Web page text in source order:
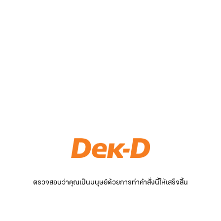
ตรวจสอบว่าคุณเป็นมนุษย์ด้วยการทำคำสั่งนี้ให้เสร็จสิ้น